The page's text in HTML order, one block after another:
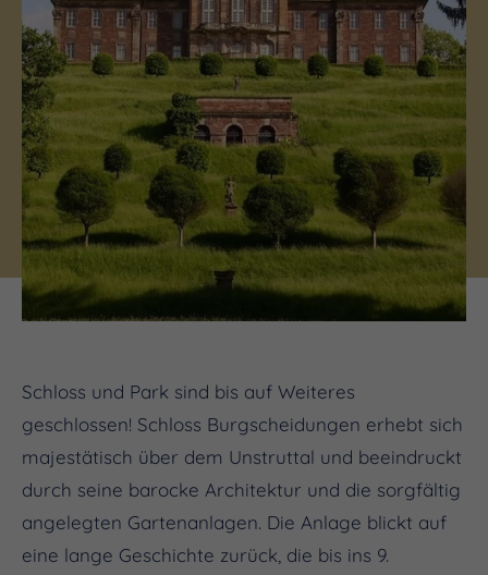
Schloss und Park sind bis auf Weiteres
geschlossen! Schloss Burgscheidungen erhebt sich
majestätisch über dem Unstruttal und beeindruckt
durch seine barocke Architektur und die sorgfältig
angelegten Gartenanlagen. Die Anlage blickt auf
eine lange Geschichte zurück, die bis ins 9.